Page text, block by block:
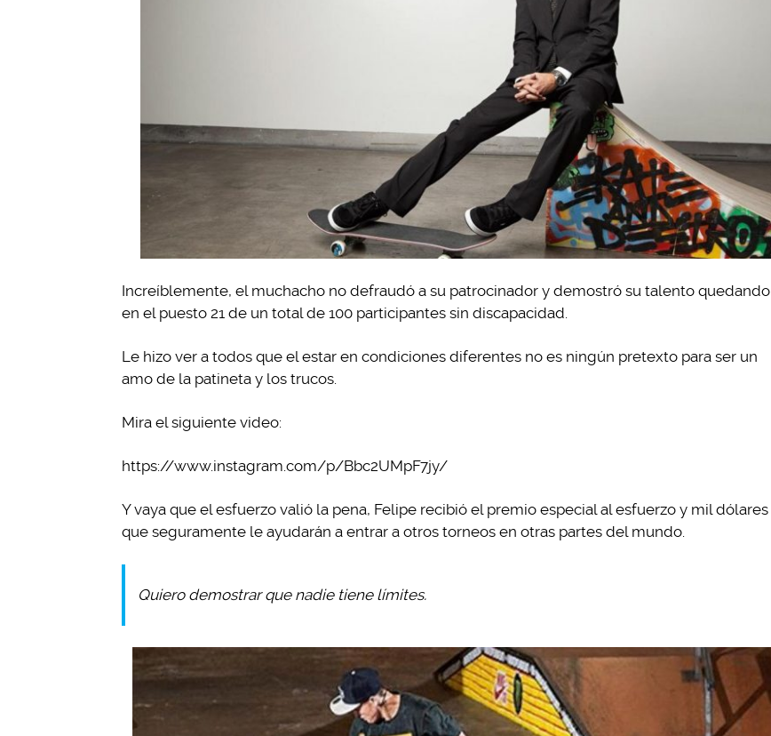
Increíblemente, el muchacho no defraudó a su patrocinador y demostró su talento quedando
en el puesto 21 de un total de 100 participantes sin discapacidad.
Le hizo ver a todos que el estar en condiciones diferentes no es ningún pretexto para ser un
amo de la patineta y los trucos.
Mira el siguiente video:
https://www.instagram.com/p/Bbc2UMpF7jy/
Y vaya que el esfuerzo valió la pena, Felipe recibió el premio especial al esfuerzo y mil dólares
que seguramente le ayudarán a entrar a otros torneos en otras partes del mundo.
Quiero demostrar que nadie tiene límites.